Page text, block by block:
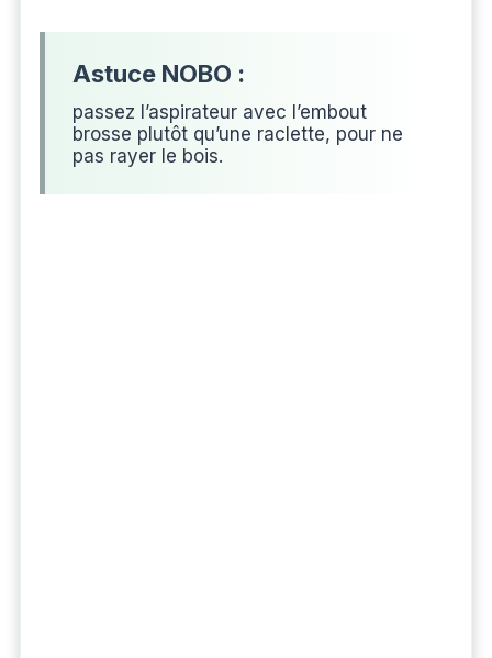
passez l’aspirateur avec l’embout
brosse plutôt qu’une raclette, pour ne
pas rayer le bois.